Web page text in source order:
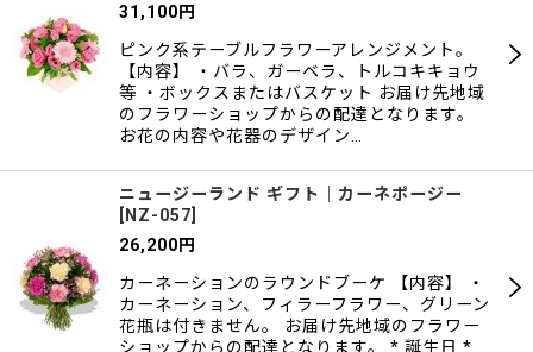
31,100円
ピンク系テーブルフラワーアレンジメント。
【内容】 ・バラ、ガーベラ、トルコキキョウ
等 ・ボックスまたはバスケット お届け先地域
のフラワーショップからの配達となります。
お花の内容や花器のデザイン…
ニュージーランド ギフト｜カーネポージー
NZ-057
26,200円
カーネーションのラウンドブーケ 【内容】 ・
カーネーション、フィラーフラワー、グリーン
花瓶は付きません。 お届け先地域のフラワー
ショップからの配達となります。 * 誕生日 *